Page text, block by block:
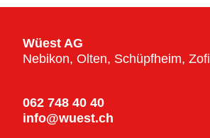
Wüest AG
Nebikon, Olten, Schüpfheim,
062 748 40 40
info@wuest.ch